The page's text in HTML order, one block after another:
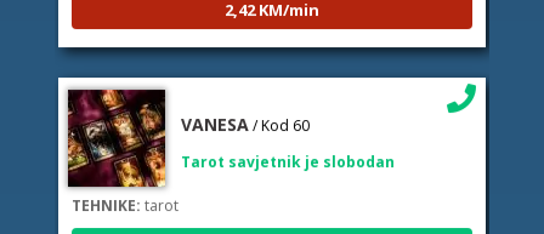
TEHNIKE:tarot
Broj tel: HT Mostar (Eronet) 094/850-746